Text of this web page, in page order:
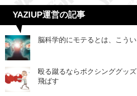
YAZIUP運営の記事
脳科学的にモテるとは、こう
殴る蹴るならボクシンググッ
飛ばす